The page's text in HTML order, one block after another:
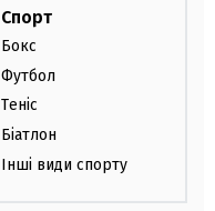
Спорт
Бокс
Футбол
Теніс
Біатлон
Інші види спорту